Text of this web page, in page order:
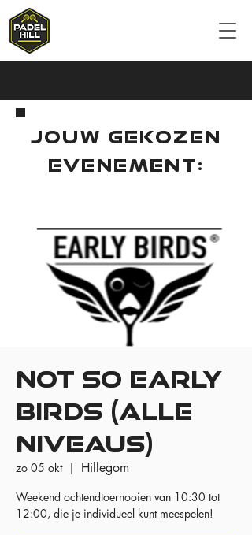
JOUW GEKOZEN
EVENEMENT:
NOT SO EARLY
BIRDS (ALLE
NIVEAUS)
zo 05 okt
  |
Hillegom
Weekend ochtendtoernooien van 10:30 tot
12:00, die je individueel kunt meespelen!